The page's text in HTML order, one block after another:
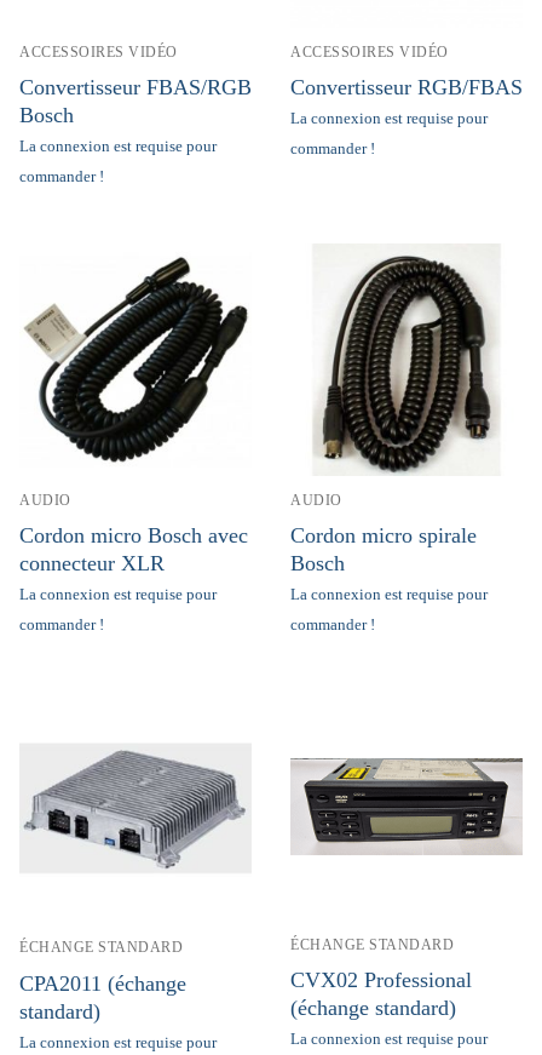
ACCESSOIRES VIDÉO
Convertisseur FBAS/RGB
Bosch
La connexion est requise pour
commander !
ACCESSOIRES VIDÉO
Convertisseur RGB/FBAS
La connexion est requise pour
commander !
AUDIO
Cordon micro Bosch avec
connecteur XLR
La connexion est requise pour
commander !
AUDIO
Cordon micro spirale
Bosch
La connexion est requise pour
commander !
ÉCHANGE STANDARD
CPA2011 (échange
standard)
La connexion est requise pour
ÉCHANGE STANDARD
CVX02 Professional
(échange standard)
La connexion est requise pour